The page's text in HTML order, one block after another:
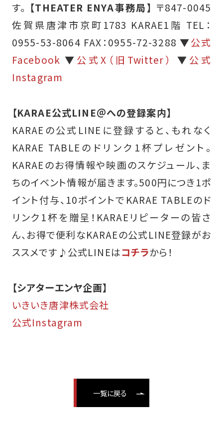
す。 【THEATER ENYA事務局】 〒847-0045
佐賀県唐津市京町1783 KARAE1階 TEL：
0955-53-8064 FAX：0955-72-3288 ▼公式
Facebook ▼ 公式X（旧Twitter） ▼ 公式
Instagram
【KARAE公式LINE＠への登録案内】
KARAEの公式LINEに登録すると、もれなく
KARAE TABLEのドリンク1杯プレゼント。
KARAEのお得情報や映画のスケジュール、ま
ちのイベント情報が届きます。500円につき1ポ
イント付与、10ポイントでKARAE TABLEのド
リンク1杯を贈呈！KARAEリピーターの皆さ
ん、お得で便利なKARAEの公式LINE登録がお
ススメです♪ 公式LINEはコチラから！
【シアターエンヤ企画】
いきいき唐津株式会社
公式Instagram
一覧に戻る